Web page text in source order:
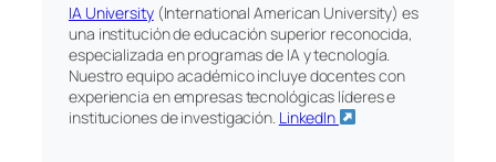
IA University(International American University) es
una institución de educación superior reconocida,
especializada en programas de IA y tecnología.
Nuestro equipo académico incluye docentes con
experiencia en empresas tecnológicas líderes e
instituciones de investigación. LinkedIn